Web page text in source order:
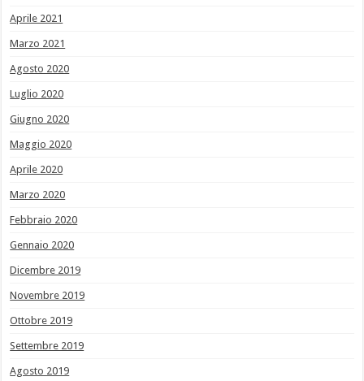
Aprile 2021
Marzo 2021
Agosto 2020
Luglio 2020
Giugno 2020
Maggio 2020
Aprile 2020
Marzo 2020
Febbraio 2020
Gennaio 2020
Dicembre 2019
Novembre 2019
Ottobre 2019
Settembre 2019
Agosto 2019